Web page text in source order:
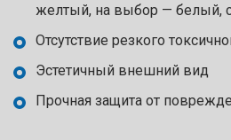
желтый, на выбор — белый,
Отсутствие резкого
Эстетичный внешний вид
Прочная защита от